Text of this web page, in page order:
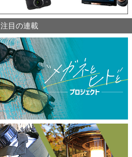
注目の連載